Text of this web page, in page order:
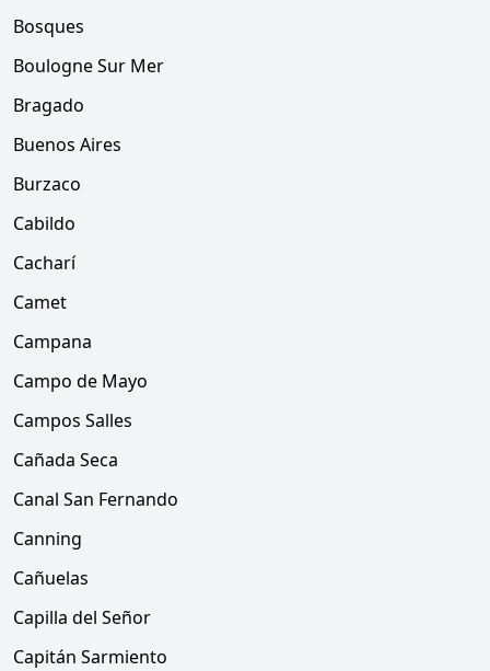
Bosques
Boulogne Sur Mer
Bragado
Buenos Aires
Burzaco
Cabildo
Cacharí
Camet
Campana
Campo de Mayo
Campos Salles
Cañada Seca
Canal San Fernando
Canning
Cañuelas
Capilla del Señor
Capitán Sarmiento